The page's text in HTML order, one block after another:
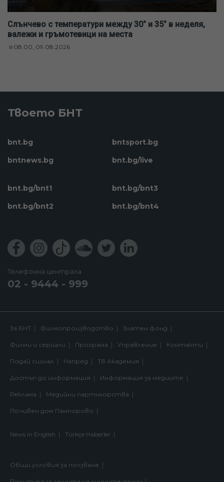
Слънчево с температури между 30° и 35° в неделя,
валежи и гръмотевици на места
08:00, 09.08.2026
Твоето БНТ
bnt.bg
bntnews.bg
bntsport.bg
bnt.bg/live
bnt.bg/bnt1
bnt.bg/bnt2
bnt.bg/bnt3
bnt.bg/bnt4
Телефонна централа
02 - 9444 - 999
За БНТ Филмопроизводство Златен фонд
Филми и сериали Програма Управление Контакти
Подай сигнал Напред ТВ Академия
Достъп до информация Информация за медиите
Реклама Медийни партньорства
Почивен дом Пампорово
News in English Türkçe Haberler
Общи условия за ползване